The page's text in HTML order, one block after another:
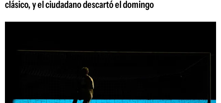
clásico, y el ciudadano descartó el domingo